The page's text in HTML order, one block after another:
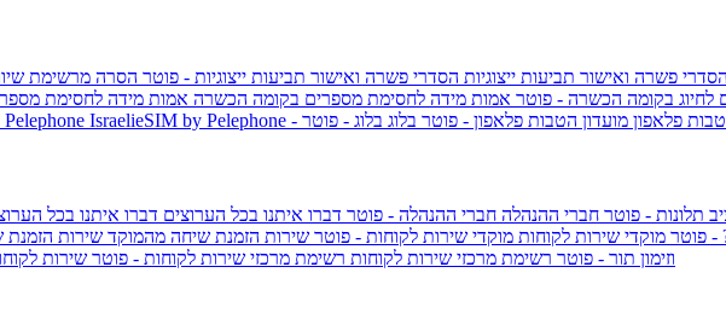
הסדרי פשרה ואישור תביעות ייצוגיות הסדרי פשרה ואישור תביעות ייצוגיות - פוטר הסרה מרשימת
לחיוג בקומה הכשרה - פוטר אמות מידה לחסימת מספרים בקומה הכשרה אמות מידה לחסימת
פלאפון מועדון הטבות פלאפון - פוטר בלוג בלוג - פוטר
תלונות - פוטר חברי ההנהלה חברי ההנהלה - פוטר דברו איתנו בכל הערוצים דברו איתנו בכל
- פוטר מוקדי שירות לקוחות מוקדי שירות לקוחות - פוטר שירות הזמנת שיחה מהמוקד שירות
וזימון תור - פוטר רשימת מרכזי שירות לקוחות רשימת מרכזי שירות לקוחות - פוטר שירות